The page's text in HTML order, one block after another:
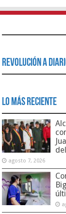
Revolución a
Lo Más Reciente
agosto 7, 2026